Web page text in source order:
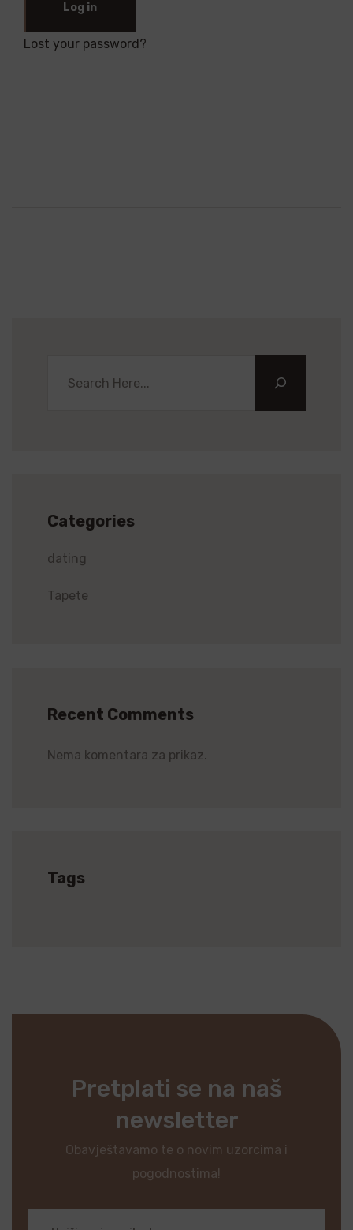
Log in
Lost your password?
Categories
dating
Tapete
Recent Comments
Nema komentara za prikaz.
Tags
Pretplati se na naš
newsletter
Obavještavamo te o novim uzorcima i
pogodnostima!